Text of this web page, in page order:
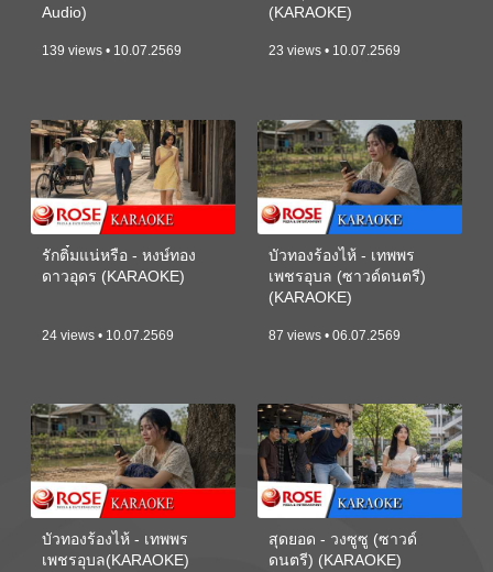
Audio)
139 views • 10.07.2569
(KARAOKE)
23 views • 10.07.2569
รักติ๋มแน่หรือ - หงษ์ทอง
ดาวอุดร (KARAOKE)
24 views • 10.07.2569
บัวทองร้องไห้ - เทพพร
เพชรอุบล (ซาวด์ดนตรี)
(KARAOKE)
87 views • 06.07.2569
บัวทองร้องไห้ - เทพพร
เพชรอุบล(KARAOKE)
สุดยอด - วงซูซู (ซาวด์
ดนตรี) (KARAOKE)